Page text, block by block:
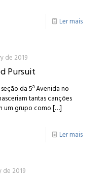
Ler mais
de 2019
Pursuit
da 5ª Avenida no
tantas canções
um grupo como[…]
Ler mais
de 2019